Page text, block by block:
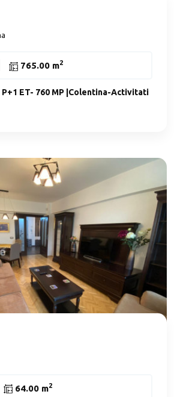
765.00 m2
ET- 760 MP |Colentina-Activitati
64.00 m2